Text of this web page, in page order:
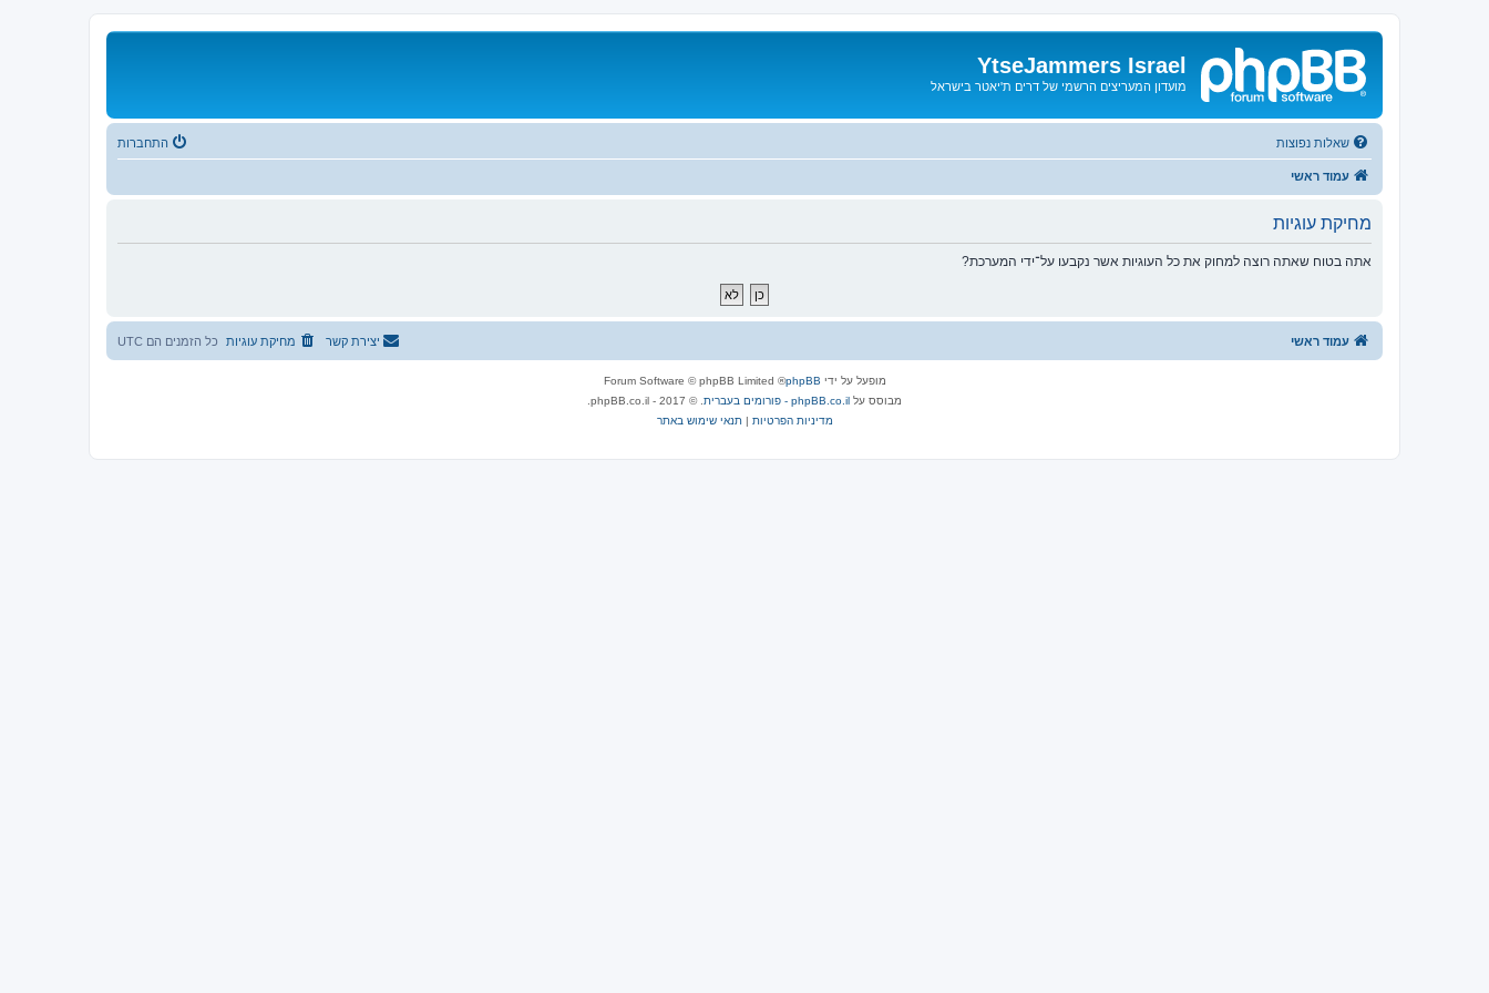
YtseJammers Israel
מועדון המעריצים הרשמי של דרים ת'יאטר בישראל
שאלות נפוצות התחברות
עמוד ראשי
מחיקת עוגיות
אתה בטוח שאתה רוצה למחוק את כל העוגיות אשר נקבעו על־ידי המערכת?
עמוד ראשי כל הזמנים הם UTC מחיקת עוגיות יצירת קשר
מופעל על ידי phpBB
® Forum Software © phpBB Limited
מבוסס על phpBB.co.il - פורומים בעברית
. © 2017 - phpBB.co.il.
מדיניות הפרטיות |תנאי שימוש באתר